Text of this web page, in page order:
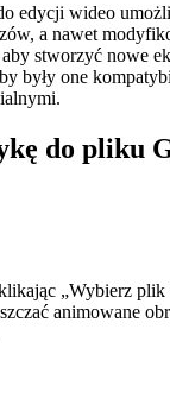
edycji wideo
a nawet
stworzyć nowe
były one
do pliku
„Wybierz plik
animowane